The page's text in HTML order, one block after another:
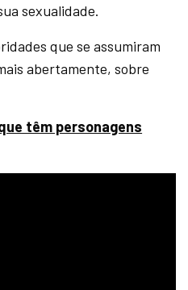
sexualidade.
que se assumiram
abertamente, sobre
têm personagens